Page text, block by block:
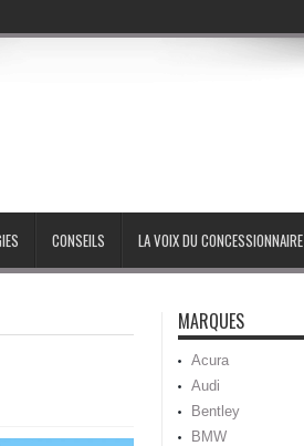
CONSEILS LA VOIX DU CONCESSIONNAIRE
MARQUES
Acura
Audi
Bentley
BMW